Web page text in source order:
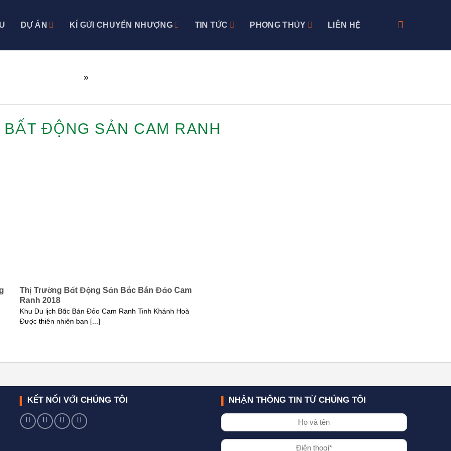
DỰ ÁN KÍ GỬI CHUYỂN NHƯỢNG TIN TỨC PHONG THỦY LIÊN HỆ
»
BẤT ĐỘNG SẢN CAM RANH
Thị Trường Bất Động Sản Bắc Bán Đảo Cam
Ranh 2018
Khu Du lịch Bắc Bán Đảo Cam Ranh Tinh Khánh Hoà
Được thiên nhiên ban [...]
KẾT NỐI VỚI CHÚNG TÔI NHẬN THÔNG TIN TỪ CHÚNG TÔI